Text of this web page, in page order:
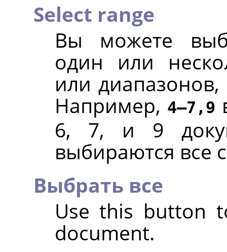
Select range
Вы можете
один или
или
Например, 4—7,9
6, 7, и 9
выбираются все
Выбрать все
Use this button
document.